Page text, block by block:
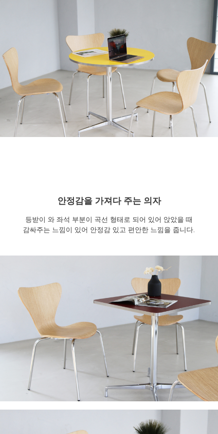
안정감을 가져다 주는 의자
등받이 와 좌석 부분이 곡선 형태로 되어 있어 앉았을 때
감싸주는 느낌이 있어 안정감 있고 편안한 느낌을 줍니다.